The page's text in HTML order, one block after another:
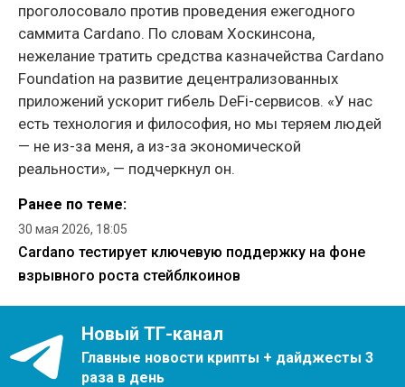
проголосовало против проведения ежегодного
саммита Cardano. По словам Хоскинсона,
нежелание тратить средства казначейства Cardano
Foundation на развитие децентрализованных
приложений ускорит гибель DeFi-сервисов. «У нас
есть технология и философия, но мы теряем людей
— не из-за меня, а из-за экономической
реальности», — подчеркнул он.
Ранее по теме:
30 мая 2026, 18:05
Cardano тестирует ключевую поддержку на фоне
взрывного роста стейблкоинов
Новый ТГ-канал
Главные новости крипты + дайджесты 3
раза в день